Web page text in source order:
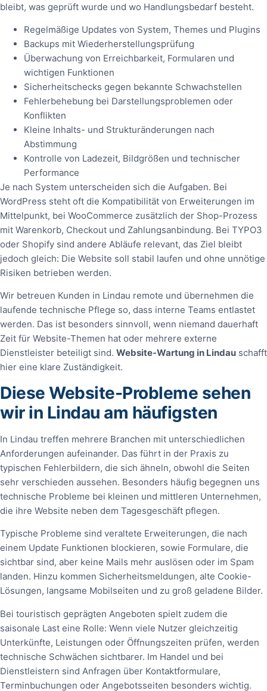
bleibt, was geprüft wurde und wo Handlungsbedarf besteht.
Regelmäßige Updates von System, Themes und Plugins
Backups mit Wiederherstellungsprüfung
Überwachung von Erreichbarkeit, Formularen und
wichtigen Funktionen
Sicherheitschecks gegen bekannte Schwachstellen
Fehlerbehebung bei Darstellungsproblemen oder
Konflikten
Kleine Inhalts- und Strukturänderungen nach
Abstimmung
Kontrolle von Ladezeit, Bildgrößen und technischer
Performance
Je nach System unterscheiden sich die Aufgaben. Bei
WordPress steht oft die Kompatibilität von Erweiterungen im
Mittelpunkt, bei WooCommerce zusätzlich der Shop-Prozess
mit Warenkorb, Checkout und Zahlungsanbindung. Bei TYPO3
oder Shopify sind andere Abläufe relevant, das Ziel bleibt
jedoch gleich: Die Website soll stabil laufen und ohne unnötige
Risiken betrieben werden.
Wir betreuen Kunden in Lindau remote und übernehmen die
laufende technische Pflege so, dass interne Teams entlastet
werden. Das ist besonders sinnvoll, wenn niemand dauerhaft
Zeit für Website-Themen hat oder mehrere externe
Dienstleister beteiligt sind. Website-Wartung in Lindau schafft
hier eine klare Zuständigkeit.
Diese Website-Probleme sehen
wir in Lindau am häufigsten
In Lindau treffen mehrere Branchen mit unterschiedlichen
Anforderungen aufeinander. Das führt in der Praxis zu
typischen Fehlerbildern, die sich ähneln, obwohl die Seiten
sehr verschieden aussehen. Besonders häufig begegnen uns
technische Probleme bei kleinen und mittleren Unternehmen,
die ihre Website neben dem Tagesgeschäft pflegen.
Typische Probleme sind veraltete Erweiterungen, die nach
einem Update Funktionen blockieren, sowie Formulare, die
sichtbar sind, aber keine Mails mehr auslösen oder im Spam
landen. Hinzu kommen Sicherheitsmeldungen, alte Cookie-
Lösungen, langsame Mobilseiten und zu groß geladene Bilder.
Bei touristisch geprägten Angeboten spielt zudem die
saisonale Last eine Rolle: Wenn viele Nutzer gleichzeitig
Unterkünfte, Leistungen oder Öffnungszeiten prüfen, werden
technische Schwächen sichtbarer. Im Handel und bei
Dienstleistern sind Anfragen über Kontaktformulare,
Terminbuchungen oder Angebotsseiten besonders wichtig.